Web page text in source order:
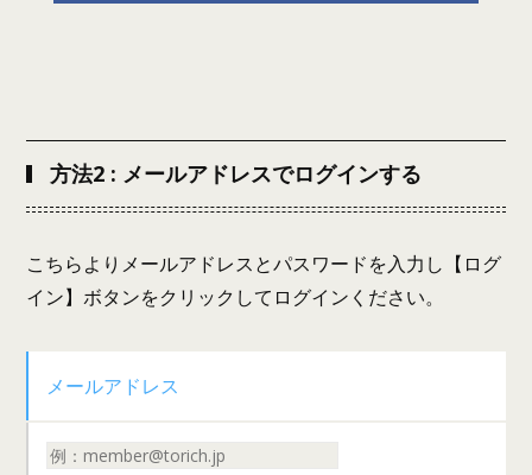
方法2 : メールアドレスでログインする
こちらよりメールアドレスとパスワードを入力し【ログ
イン】ボタンをクリックしてログインください。
メールアドレス